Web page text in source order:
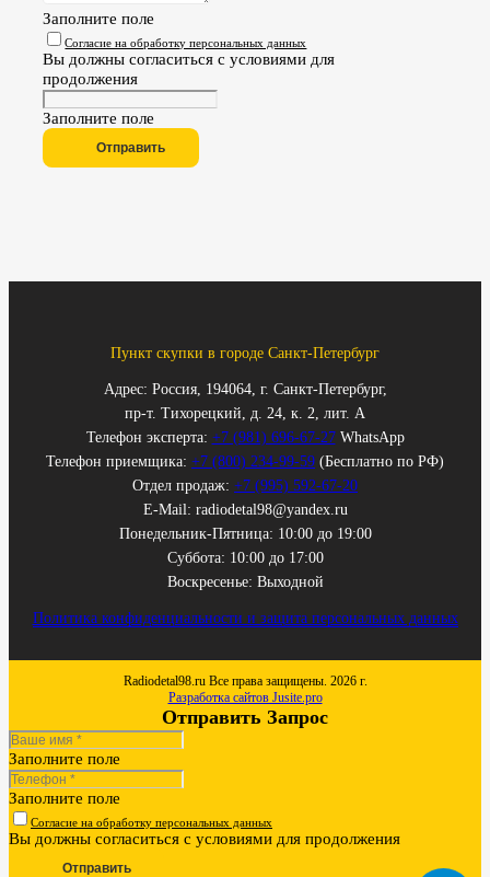
Заполните поле
Согласие на обработку персональных данных
Вы должны согласиться с условиями для
продолжения
Заполните поле
Отправить
Пункт скупки в городе Санкт-Петербург
Адрес: Россия, 194064, г. Санкт-Петербург,
пр-т. Тихорецкий, д. 24, к. 2, лит. А
Телефон эксперта: +7 (981) 696-67-27WhatsApp
Телефон приемщика: +7 (800) 234-99-59 (Бесплатно по РФ)
Отдел продаж: +7 (995) 592-67-20
E-Mail: radiodetal98@yandex.ru
Понедельник-Пятница: 10:00 до 19:00
Суббота: 10:00 до 17:00
Воскресенье: Выходной
Политика конфиденциальности и защита персональных данных
Radiodetal98.ru Все права защищены. 2026 г.
Разработка сайтов Jusite.pro
Отправить Запрос
Заполните поле
Заполните поле
Согласие на обработку персональных данных
Вы должны согласиться с условиями для продолжения
Отправить